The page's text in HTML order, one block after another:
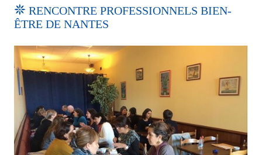
RENCONTRE PROFESSIONNELS BIEN-
ÊTRE DE NANTES